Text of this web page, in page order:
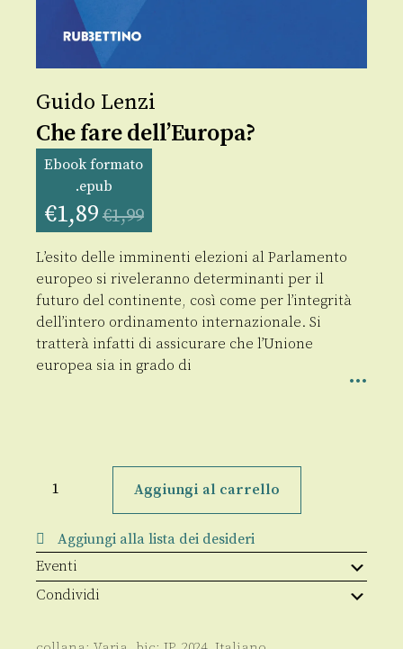
Guido Lenzi
Che fare dell’Europa?
Ebook formato
.epub
€1,89 €1,99
L’esito delle imminenti elezioni al Parlamento
europeo si riveleranno determinanti per il
futuro del continente, così come per l’integrità
dell’intero ordinamento internazionale. Si
tratterà infatti di assicurare che l’Unione
europea sia in grado di
fare
Aggiungi al carrello
Aggiungi alla lista dei desideri
Eventi
Condividi